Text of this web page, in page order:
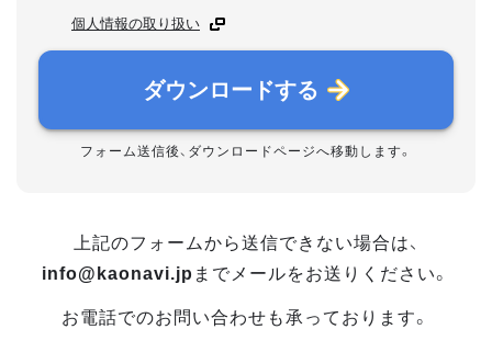
個人情報の取り扱い
ダウンロードする
フォーム送信後、ダウンロードページへ移動します。
上記のフォームから送信できない場合は、
info@kaonavi.jp までメールをお送りください。
お電話でのお問い合わせも承っております。